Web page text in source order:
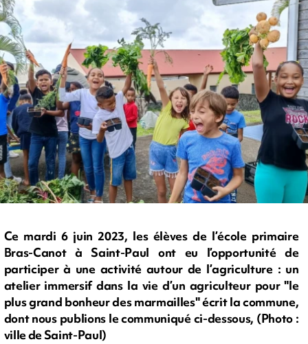
Ce mardi 6 juin 2023, les élèves de l’école primaire
Bras-Canot à Saint-Paul ont eu l’opportunité de
participer à une activité autour de l’agriculture : un
atelier immersif dans la vie d’un agriculteur pour "le
plus grand bonheur des marmailles" écrit la commune,
dont nous publions le communiqué ci-dessous, (Photo :
ville de Saint-Paul)